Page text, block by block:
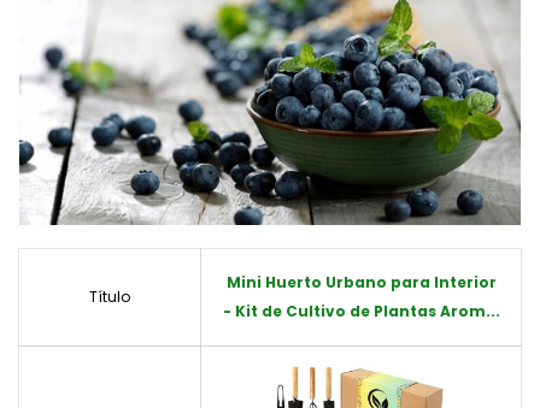
Título
Mini Huerto Urbano para Interior
- Kit de Cultivo de Plantas Arom...